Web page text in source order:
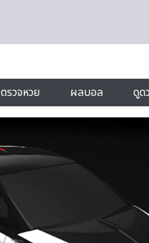
ตรวจหวย ผลบอล ดูด